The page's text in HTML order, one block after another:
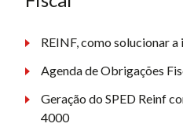
REINF, como solucionar
Agenda de Obrigações
Geração do SPED Reinf
4000